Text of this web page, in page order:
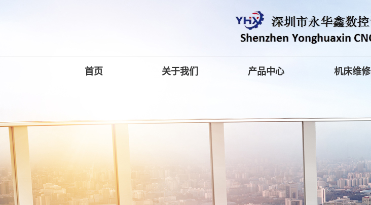
首页 关于我们 产品中心 机床维修